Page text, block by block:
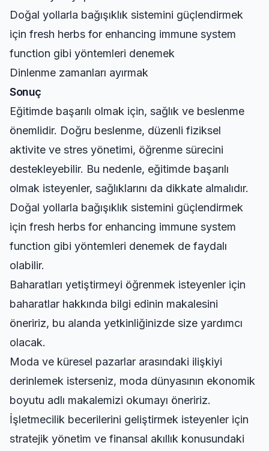
Doğal yollarla bağışıklık sistemini güçlendirmek
için fresh herbs for enhancing immune system
function gibi yöntemleri denemek
Dinlenme zamanları ayırmak
Sonuç
Eğitimde başarılı olmak için, sağlık ve beslenme
önemlidir. Doğru beslenme, düzenli fiziksel
aktivite ve stres yönetimi, öğrenme sürecini
destekleyebilir. Bu nedenle, eğitimde başarılı
olmak isteyenler, sağlıklarını da dikkate almalıdır.
Doğal yollarla bağışıklık sistemini güçlendirmek
için fresh herbs for enhancing immune system
function gibi yöntemleri denemek de faydalı
olabilir.
Baharatları yetiştirmeyi öğrenmek isteyenler için
baharatlar hakkında bilgi edinin makalesini
öneririz, bu alanda yetkinliğinizde size yardımcı
olacak.
Moda ve küresel pazarlar arasındaki ilişkiyi
derinlemek isterseniz, moda dünyasının ekonomik
boyutu adlı makalemizi okumayı öneririz.
İşletmecilik becerilerini geliştirmek isteyenler için
stratejik yönetim ve finansal akıllık konusundaki